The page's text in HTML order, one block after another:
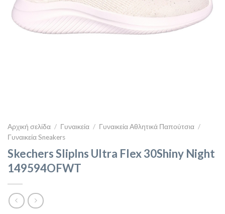
Αρχική σελίδα / Γυναικεία / Γυναικεία Αθλητικά Παπούτσια /
Γυναικεία Sneakers
Skechers SlipIns Ultra Flex 30Shiny Night
149594OFWT